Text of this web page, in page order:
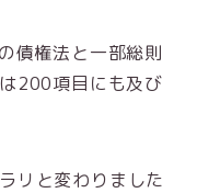
債権法と一部総則
200項目にも及び
リと変わりました